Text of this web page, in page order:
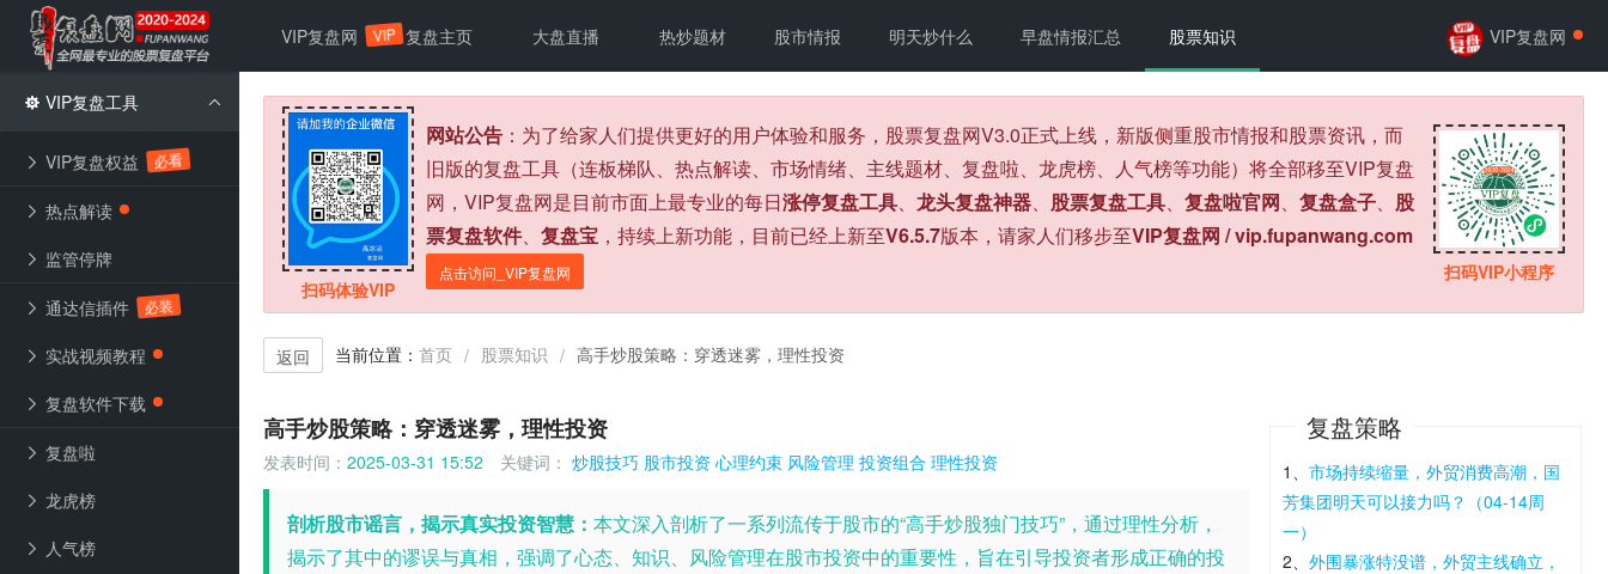
扫码体验VIP
网站公告 ：为了给家人们提供更好的用户体验和服务，股票复盘网V3.0正式上线，新版侧重股市情报和股票资讯，而
旧版的复盘工具（连板梯队、热点解读、市场情绪、主线题材、复盘啦、龙虎榜、人气榜等功能）将全部移至VIP复盘
网，VIP复盘网是目前市面上最专业的每日涨停复盘工具、 龙头复盘神器、 股票复盘工具、 复盘啦官网、 复盘盒子、 股
票复盘软件、 复盘宝 ，持续上新功能，目前已经上新至V6.5.7版本，请家人们移步至VIP复盘网 / vip.fupanwang.com
点击访问_VIP复盘网 扫码VIP小程序
返回 当前位置： 首页 / 股票知识 / 高手炒股策略：穿透迷雾，理性投资
高手炒股策略：穿透迷雾，理性投资
发表时间： 2025-03-31 15:52 关键词： 炒股技巧 股市投资 心理约束 风险管理 投资组合 理性投资
剖析股市谣言，揭示真实投资智慧： 本文深入剖析了一系列流传于股市的“高手炒股独门技巧”，通过理性分析，
揭示了其中的谬误与真相，强调了心态、知识、风险管理在股市投资中的重要性，旨在引导投资者形成正确的投
复盘策略
1、市场持续缩量，外贸消费高潮，国
芳集团明天可以接力吗？（04-14周
一）
2、外围暴涨特没谱，外贸主线确立，
VIP复盘网 VIP 复盘主页 大盘直播 热炒题材 股市情报 明天炒什么 早盘情报汇总 股票知识 VIP复盘网
VIP复盘工具
VIP复盘权益 必看
热点解读
监管停牌
通达信插件 必装
实战视频教程
复盘软件下载
复盘啦
龙虎榜
人气榜